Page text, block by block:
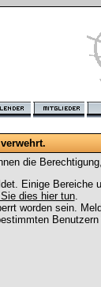
die
Einige Bereiche
dies hier tun.
worden sein.